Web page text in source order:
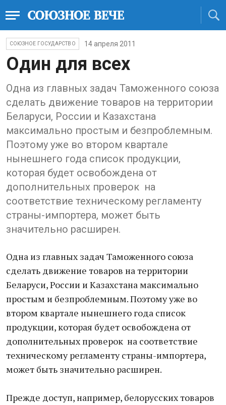
СОЮЗНОЕ ГОСУДАРСТВО 14 апреля 2011
Один для всех
Одна из главных задач Таможенного союза
сделать движение товаров на территории
Беларуси, России и Казахстана
максимально простым и безпроблемным.
Поэтому уже во втором квартале
нынешнего года список продукции,
которая будет освобождена от
дополнительных проверок на
соответствие техническому регламенту
страны-импортера, может быть
значительно расширен.
Одна из главных задач Таможенного союза
сделать движение товаров на территории
Беларуси, России и Казахстана максимально
простым и безпроблемным. Поэтому уже во
втором квартале нынешнего года список
продукции, которая будет освобождена от
дополнительных проверок на соответствие
техническому регламенту страны-импортера,
может быть значительно расширен.
Прежде доступ, например, белорусских товаров